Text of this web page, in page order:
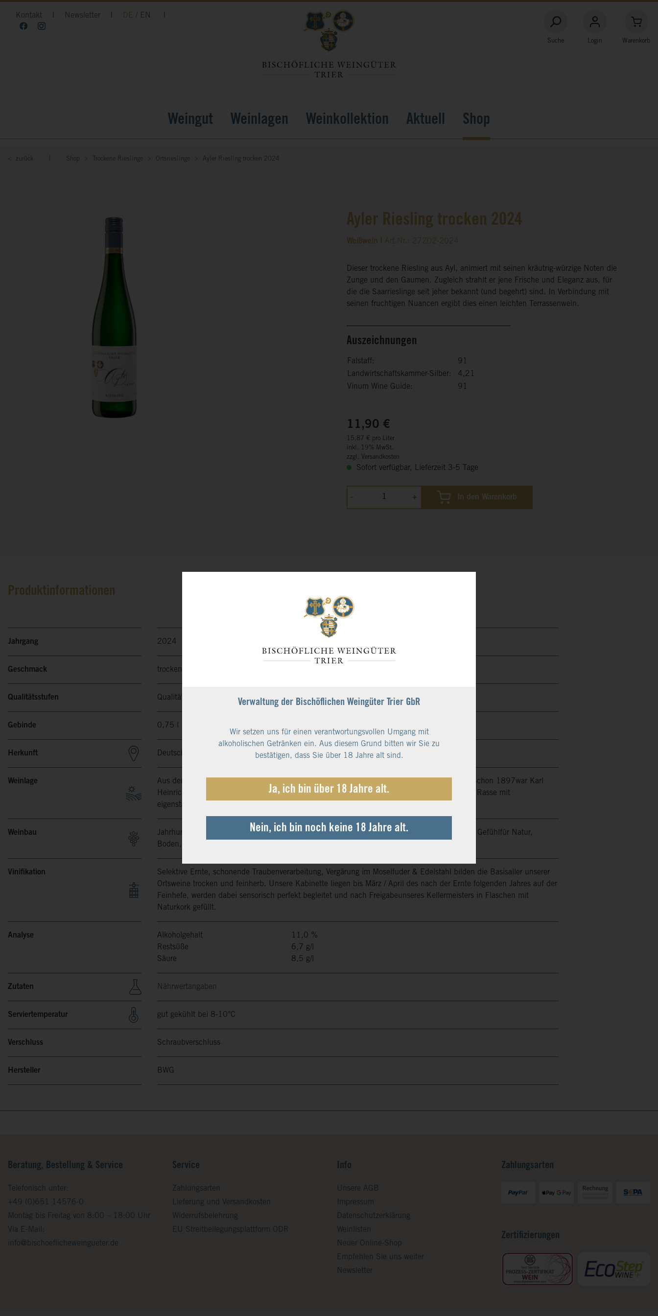
Kontakt Newsletter DE EN
Suche Login Warenkorb
Weingut Weinlagen Weinkollektion Aktuell Shop
< zurück Shop Trockene Rieslinge Ortsrieslinge Ayler Riesling trocken 2024
Ayler Riesling trocken 2024
Weißwein | Art.Nr.: 27202-2024
Dieser trockene Riesling aus Ayl, animiert mit seinen kräutrig-würzige Noten die
Zunge und den Gaumen. Zugleich strahlt er jene Frische und Eleganz aus, für
die die Saarrieslinge seit jeher bekannt (und begehrt) sind. In Verbindung mit
seinen fruchtigen Nuancen ergibt dies einen leichten Terrassenwein.
Auszeichnungen
Falstaff:
91
Landwirtschaftskammer-Silber:
4,21
Vinum Wine Guide:
91
11,90 €
15,87 € pro Liter
inkl. 19% MwSt.
zzgl. Versandkosten
Sofort verfügbar, Lieferzeit 3-5 Tage
- + In den Warenkorb
Produktinformationen
Jahrgang 2024
Geschmack trocken
Qualitätsstufen Qualitätswein
Gebinde 0,75 l
Herkunft Deutschland, Saar
Weinlage
Aus den besten Parzellen der Kupp und des Herrenberger stammen unsere Ayler Ortsweine. Schon 1897war Karl
Heinrich Koch der Meinung: Ayler gehört zu den besten Gewächsen an der Saar. Wir meinen: Rasse mit
eigenständigem Charakter.
Weinbau
Jahrhunderte Erfahrung im Weinbau, früher wie heute sehr viel Handarbeit von Menschen mit Gefühlfür Natur,
Boden, Wetter, Rebe und Riesling. Das Ergebnis: Erstklassige Weine mit Qualität und Stil!
Vinifikation
Selektive Ernte, schonende Traubenverarbeitung, Vergärung im Moselfuder & Edelstahl bilden die Basisaller unserer
Ortsweine trocken und feinherb. Unsere Kabinette liegen bis März / April des nach der Ernte folgenden Jahres auf der
Feinhefe, werden dabei sensorisch perfekt begleitet und nach Freigabeunseres Kellermeisters in Flaschen mit
Naturkork gefüllt.
Analyse Alkoholgehalt
11,0 %
Restsüße
6,7 g/l
Säure
8,5 g/l
Zutaten Nährwertangaben
Serviertemperatur gut gekühlt bei 8-10°C
Verschluss Schraubverschluss
Hersteller BWG
Beratung, Bestellung & Service
Telefonisch unter:
+49 (0)651 14576-0
Montag bis Freitag von 8:00 – 18:00 Uhr
Via E-Mail:
info@bischoeflicheweingueter.de
Service
Zahlungsarten
Lieferung und Versandkosten
Widerrufsbelehrung
EU Streitbeilegungsplattform ODR
Info
Unsere AGB
Impressum
Datenschutzerklärung
Weinlisten
Neuer Online-Shop
Empfehlen Sie uns weiter
Newsletter
Zahlungsarten
Zertifizierungen
Verwaltung der Bischöflichen Weingüter Trier GbR
Wir setzen uns für einen verantwortungsvollen Umgang mit
alkoholischen Getränken ein. Aus diesem Grund bitten wir Sie zu
bestätigen, dass Sie über 18 Jahre alt sind.
Ja, ich bin über 18 Jahre alt.
Nein, ich bin noch keine 18 Jahre alt.